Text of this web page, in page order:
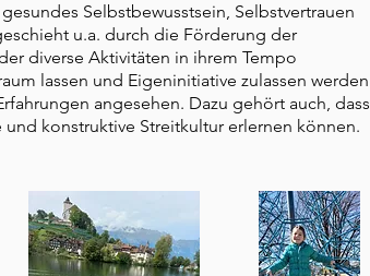
Selbstbewusstsein, Selbstvertrauen
u.a. durch die Förderung der
diverse Aktivitäten in ihrem Tempo
lassen und Eigeninitiative zulassen werden
angesehen. Dazu gehört auch, dass
konstruktive Streitkultur erlernen können.